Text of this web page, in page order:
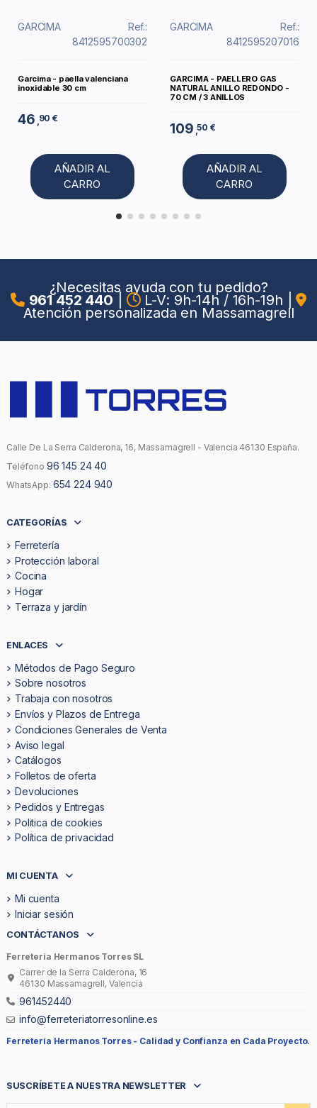
GARCIMA
Ref.:
8412595700302
Garcima - paella valenciana
inoxidable 30 cm
46 ,90 €
AÑADIR AL
CARRO
GARCIMA
Ref.:
8412595207016
GARCIMA - PAELLERO GAS
NATURAL ANILLO REDONDO -
70 CM / 3 ANILLOS
109 ,50 €
AÑADIR AL
CARRO
¿Necesitas ayuda con tu pedido?
961 452 440 L-V: 9h-14h / 16h-19h
Atención personalizada en Massamagrell
Calle De La Serra Calderona, 16, Massamagrell - Valencia 46130 España.
Teléfono 96 145 24 40
WhatsApp: 654 224 940
CATEGORÍAS
Ferretería
Protección laboral
Cocina
Hogar
Terraza y jardín
ENLACES
Métodos de Pago Seguro
Sobre nosotros
Trabaja con nosotros
Envíos y Plazos de Entrega
Condiciones Generales de Venta
Aviso legal
Catálogos
Folletos de oferta
Devoluciones
Pedidos y Entregas
Politica de cookies
Política de privacidad
MI CUENTA
Mi cuenta
Iniciar sesión
CONTÁCTANOS
Ferretería Hermanos Torres SL
Carrer de la Serra Calderona, 16
46130 Massamagrell, Valencia
961452440
info@ferreteriatorresonline.es
Ferretería Hermanos Torres - Calidad y Confianza en Cada Proyecto.
SUSCRÍBETE A NUESTRA NEWSLETTER